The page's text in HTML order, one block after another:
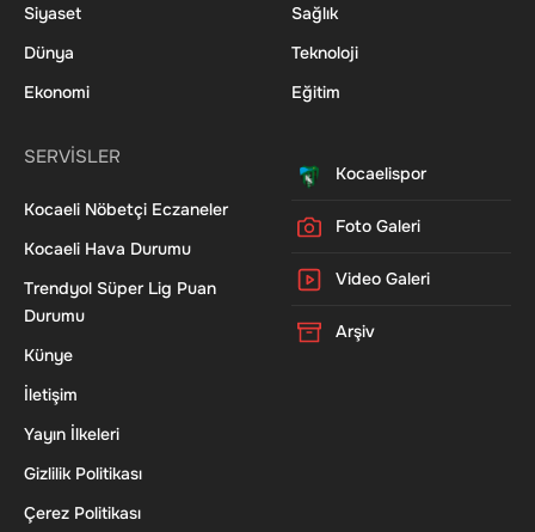
Siyaset
Dünya
Ekonomi
Sağlık
Teknoloji
Eğitim
SERVİSLER
Kocaeli Nöbetçi Eczaneler
Kocaeli Hava Durumu
Trendyol Süper Lig Puan
Durumu
Künye
İletişim
Yayın İlkeleri
Gizlilik Politikası
Çerez Politikası
Kocaelispor
Foto Galeri
Video Galeri
Arşiv